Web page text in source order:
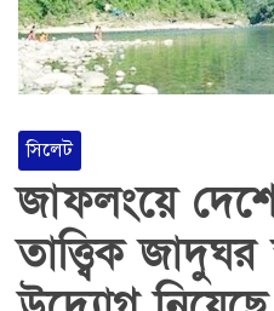
সিলেট
জাফলংয়ে
তাত্ত্বিক জাদুঘর